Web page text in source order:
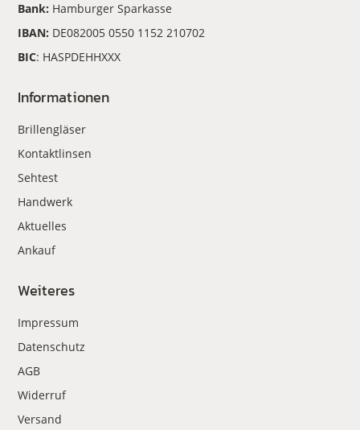
Bank: Hamburger Sparkasse
IBAN: DE082005 0550 1152 210702
BIC: HASPDEHHXXX
Informationen
Brillengläser
Kontaktlinsen
Sehtest
Handwerk
Aktuelles
Ankauf
Weiteres
Impressum
Datenschutz
AGB
Widerruf
Versand